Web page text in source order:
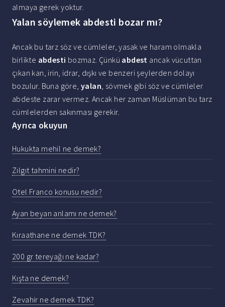
almaya gerek yoktur.
Yalan söylemek abdesti bozar mı?
Ancak bu tarz söz ve cümleler, yasak ve haram olmakla
birlikte abdesti bozmaz. Çünkü abdest ancak vücuttan
çıkan kan, irin, idrar, dışkı ve benzeri şeylerden dolayı
bozulur. Buna göre, yalan, sövmek gibi söz ve cümleler
abdeste zarar vermez. Ancak her zaman Müslüman bu tarz
cümlelerden sakınması gerekir.
Ayrıca okuyun
Hukukta mehil ne demek?
Zılgıt tahmini nedir?
Otel Franco konusu nedir?
Ayan beyan anlamı ne demek?
Kıraathane ne demek TDK?
200 gr tereyağı ne kadar?
Kışta ne demek?
Zevahir ne demek TDK?